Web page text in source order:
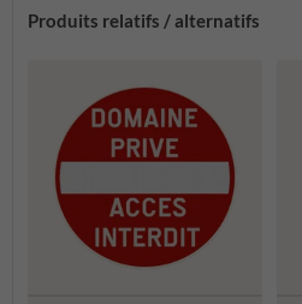
Produits relatifs / alternatifs